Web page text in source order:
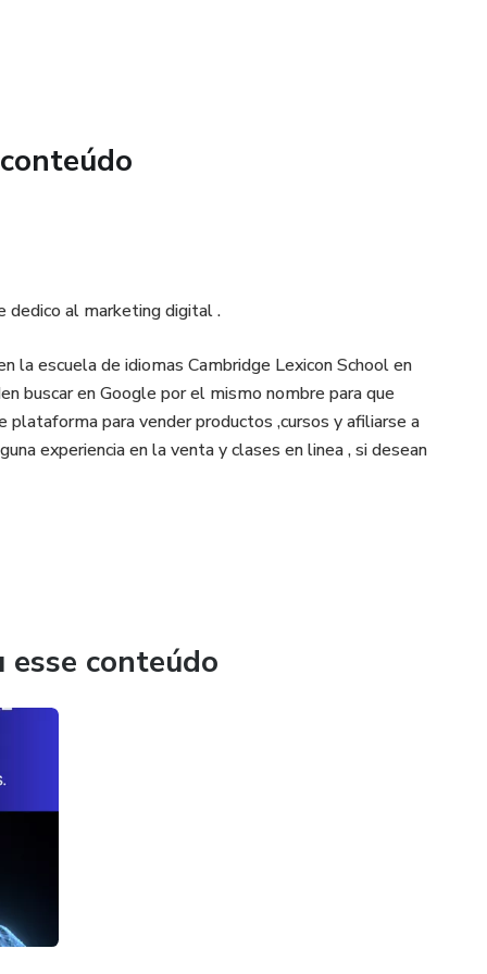
dedico al marketing digital .
la escuela de idiomas Cambridge Lexicon School en
buscar en Google por el mismo nombre para que
para vender productos ,cursos y afiliarse a
experiencia en la venta y clases en linea , si desean
conteúdo